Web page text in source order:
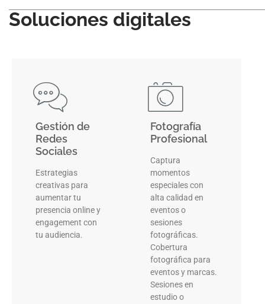
Soluciones digitales
Gestión de
Redes
Sociales
Estrategias
creativas para
aumentar tu
presencia online y
engagement con
tu audiencia.
Fotografía
Profesional
Captura
momentos
especiales con
alta calidad en
eventos o
sesiones
fotográficas.
Cobertura
fotográfica para
eventos y marcas.
Sesiones en
estudio o